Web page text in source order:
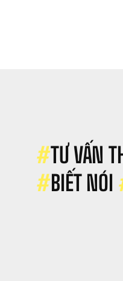
#TƯ VẤN
#BIẾT NÓI